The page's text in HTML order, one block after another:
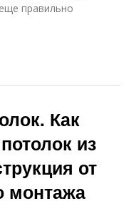
правильно
Как
из
от
монтажа